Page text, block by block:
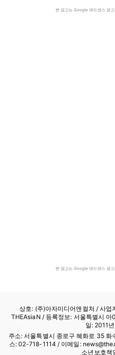
본 광고는 Google 애드센스 광
본 광고는 Google 애드센스 광
상호: (주)아자미디어앤컬처 /사업
THEAsiaN / 등록정보: 서울특별시
일: 2011
주소: 서울특별시 종로구 혜화로 35
스: 02-718-1114 / 이메일:
소년보호책